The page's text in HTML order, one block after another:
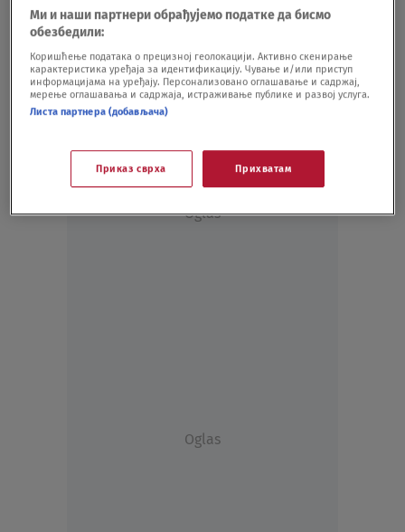
nije isplativ
Kovačević: Zahtevi opravdani, ali bi Sajam
bankrotirao
KULTURA13.06.20.
Oglas
Oglas
Ми и наши партнери обрађујемо податке да бисмо
обезбедили:
Коришћење података о прецизној геолокацији. Активно скенирање
карактеристика уређаја за идентификацију. Чување и/или приступ
информацијама на уређају. Персонализовано оглашавање и садржај,
мерење оглашавања и садржаја, истраживање публике и развој услуга.
Листа партнера (добављача)
Приказ сврха Прихватам